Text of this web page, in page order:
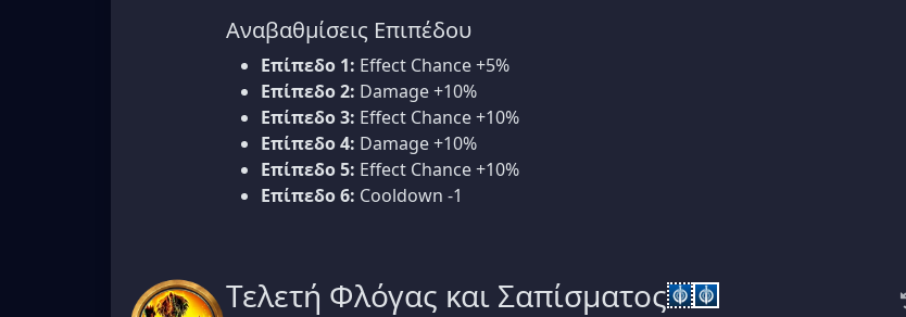
Αναβαθμίσεις Επιπέδου
Επίπεδο 1: Effect Chance +5%
Επίπεδο 2: Damage +10%
Επίπεδο 3: Effect Chance +10%
Επίπεδο 4: Damage +10%
Επίπεδο 5: Effect Chance +10%
Επίπεδο 6: Cooldown -1
Τελετή Φλόγας και Σαπίσματος